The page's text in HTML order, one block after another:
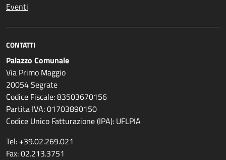
Eventi
CONTATTI
Palazzo Comunale
Via Primo Maggio
20054 Segrate
Codice Fiscale: 83503670156
Partita IVA: 01703890150
Codice Unico Fatturazione (IPA): UFLPIA
Tel: +39.02.269.021
Fax: 02.213.3751